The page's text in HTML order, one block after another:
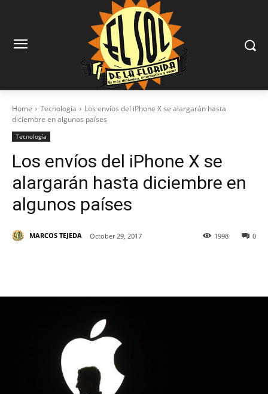
Home Tecnología
Los envíos del iPhone X se alargarán hasta
diciembre en algunos países
Tecnología
Los envíos del iPhone X se
alargarán hasta diciembre en
algunos países
MARCOS TEJEDA October 29, 2017 0
1998